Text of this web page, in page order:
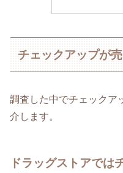
チェックアップが
調査した中でチェックア
介します。
ドラッグストアでは